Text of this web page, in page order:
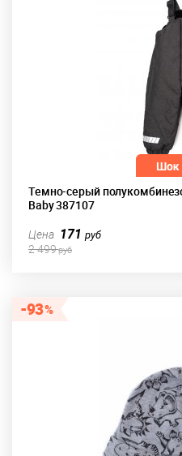
Темно-серый
Baby 387107
Цена 171руб
2 499руб
93